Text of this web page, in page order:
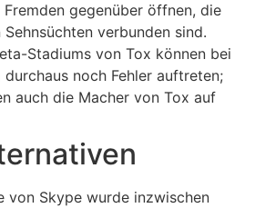
Fremden gegenüber öffnen, die
verbunden sind.
Stadiums von Tox können bei
noch Fehler auftreten;
auch die Macher von Tox auf
von Skype wurde inzwischen